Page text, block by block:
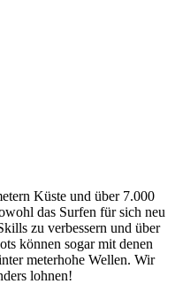
Küste und über 7.000
das Surfen für sich neu
zu verbessern und über
können sogar mit denen
meterhohe Wellen. Wir
lohnen!